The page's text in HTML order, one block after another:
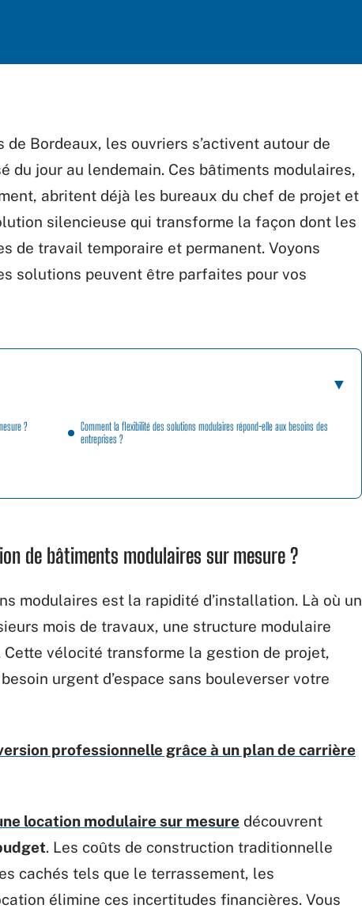
Bordeaux, les ouvriers s’activent autour de
du jour au lendemain. Ces bâtiments modulaires,
abritent déjà les bureaux du chef de projet et
silencieuse qui transforme la façon dont les
de travail temporaire et permanent. Voyons
solutions peuvent être parfaites pour vos
?
Comment la flexibilité des solutions modulaires répond-elle aux besoins des
entreprises ?
de bâtiments modulaires sur mesure ?
modulaires est la rapidité d’installation. Là où un
mois de travaux, une structure modulaire
vélocité transforme la gestion de projet,
urgent d’espace sans bouleverser votre
professionnelle grâce à un plan de carrière
location modulaire sur mesure découvrent
. Les coûts de construction traditionnelle
cachés tels que le terrassement, les
élimine ces incertitudes financières. Vous